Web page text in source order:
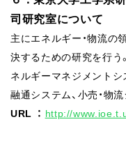
司研究室について
主にエネルギー・物流の
決するための研究を行う
ネルギーマネジメントシ
融通システム、小売・物
URL ： http://